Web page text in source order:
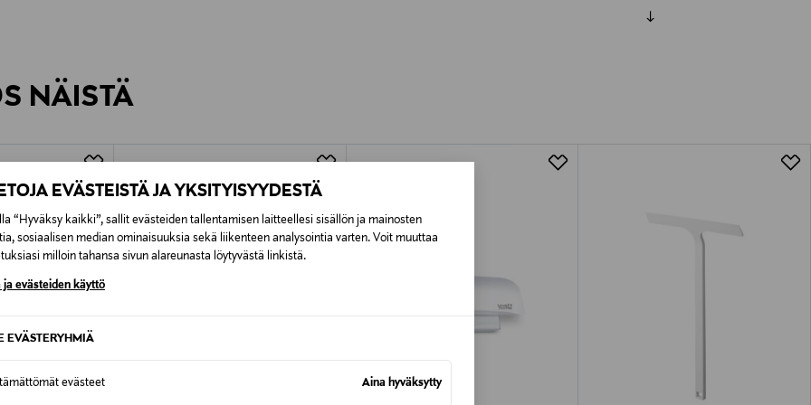
EVÄSTEISTÄ JA YKSITYISYYDESTÄ
“Hyväksy kaikki”, sallit evästeiden tallentamisen laitteellesi sisällön ja mainosten
sosiaalisen median ominaisuuksia sekä liikenteen analysointia varten. Voit muuttaa
milloin tahansa sivun alareunasta löytyvästä linkistä.
ja evästeiden käyttö
EVÄSTERYHMIÄ
evästeet Aina hyväksytty
Alk. 6,90 €, kun toimitus on saatavilla valittuun osoitteeseen.
NÄISTÄ